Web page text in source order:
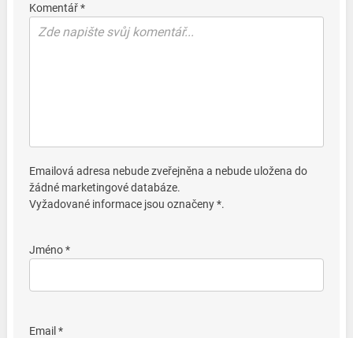
Komentář *
Emailová adresa nebude zveřejněna a nebude uložena do
žádné marketingové databáze.
Vyžadované informace jsou označeny *.
Jméno *
Email *